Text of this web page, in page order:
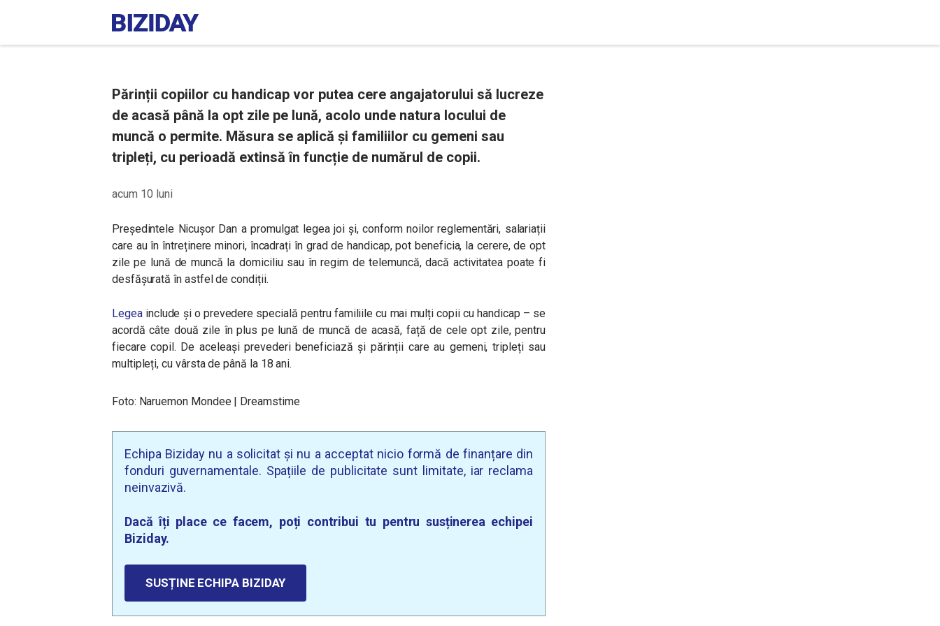
Părinții copiilor cu handicap vor putea cere angajatorului să lucreze
de acasă până la opt zile pe lună, acolo unde natura locului de
muncă o permite. Măsura se aplică și familiilor cu gemeni sau
tripleți, cu perioadă extinsă în funcție de numărul de copii.
acum 10 luni
Președintele Nicușor Dan a promulgat legea joi și, conform noilor reglementări, salariații
care au în întreținere minori, încadrați în grad de handicap, pot beneficia, la cerere, de opt
zile pe lună de muncă la domiciliu sau în regim de telemuncă, dacă activitatea poate fi
desfășurată în astfel de condiții.
Legeainclude și o prevedere specială pentru familiile cu mai mulți copii cu handicap – se
acordă câte două zile în plus pe lună de muncă de acasă, față de cele opt zile, pentru
fiecare copil. De aceleași prevederi beneficiază și părinții care au gemeni, tripleți sau
multipleți, cu vârsta de până la 18 ani.
Foto: Naruemon Mondee | Dreamstime
Echipa Biziday nu a solicitat și nu a acceptat nicio formă de finanțare din
fonduri guvernamentale. Spațiile de publicitate sunt limitate, iar reclama
neinvazivă.
Dacă îți place ce facem, poți contribui tu pentru susținerea echipei
Biziday.
SUSȚINE ECHIPA BIZIDAY